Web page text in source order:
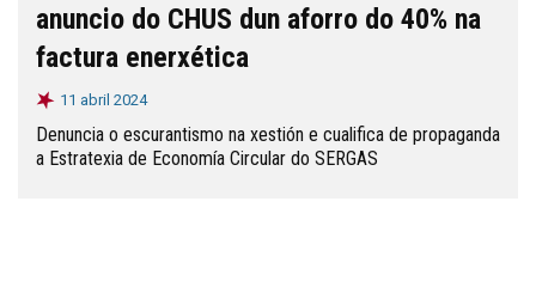
anuncio do CHUS dun aforro do 40% na
factura enerxética
11 abril 2024
Denuncia o escurantismo na xestión e cualifica de propaganda
a Estratexia de Economía Circular do SERGAS